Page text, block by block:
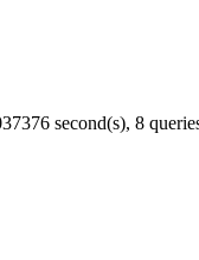
second(s), 8